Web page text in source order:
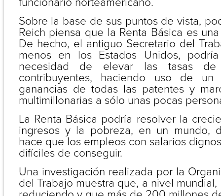
Sobre la base de sus puntos de vista,
Reich piensa que la Renta Básica es
De hecho, el antiguo Secretario del
menos en los Estados Unidos,
necesidad de elevar las tasas
contribuyentes, haciendo uso de
ganancias de todas las patentes y
multimillonarias a sólo unas pocas
La Renta Básica podría resolver la
ingresos y la pobreza, en un mundo,
hace que los empleos con salarios
difíciles de conseguir.
Una investigación realizada por la
del Trabajo muestra que, a nivel